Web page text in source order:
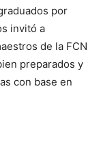
por
invitó a
de la FCN
preparados y
con base en